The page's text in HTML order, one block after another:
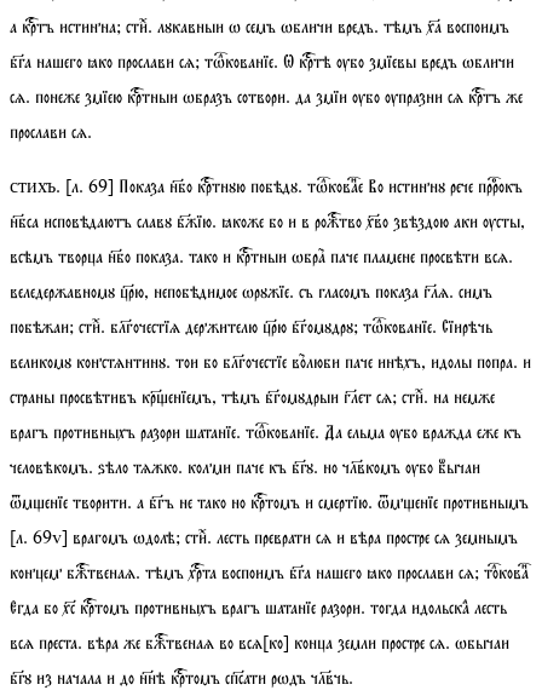
а кртъ истинна;стиⷯ. лꙋкавныи ѡ семъ ѡбличи вредъ. тѣмъ ха воспоимъ
бга нашего ꙗко прослави сѧ;тѡкованїе. Ѡ кртѣ ѹбо змїевы вредъ ѡбличи
сѧ. понеже змїею кртныи ѡбразъ сотвори. да змїи ѹбо ѹпразни сѧ кртъ же
прослави сѧ.
стихъ. [л.69] Показа нбо кртнꙋю побѣдꙋ.тѡковаеВо истиннꙋ рече пррокъ
нбса исповѣдаютъ славꙋ бжїю. ꙗкоже бо и в рожтво хво звѣздою аки ѹсты,
всѣмъ творца нбо показа. тако и кртныи ѡбра паче пламене просвѣти всѧ.
веледержавномꙋ црю, непобѣдимое ѡрꙋжїе. съ гласомъ показа глѧ. симъ
побѣжаи;стиⷯ. блгочестїѧ держителю црю бгомꙋдрꙋ;тѡкованїе. Сїирѣчь
великомꙋ констѧнтинꙋ. тои бо блгочестїе волюби паче инѣхъ, идолы попра. и
страны просвѣтивъ кренїемъ, тѣмъ бгомꙋдрыи глет сѧ;стиⷯ. на немже
врагъ противныхъ разори шатанїе.тѡкованїе. Да ельма ѹбо вражда еже къ
человѣкомъ. ѕѣло тѧжко. колми паче къ бгꙋ. но члвкомъ ѹбо бꙻычаи
ѿменїе творити. а бгъ не тако но кртомъ и смертїю. ѿменїе противнымъ
[л.69v] врагомъ ѡдолѣ;стиⷯ. лесть преврати сѧ и вѣра простре сѧ земнымъ
концем бжтвенаѧ. тѣмъ хрта воспоимъ бга нашего ꙗко прослави сѧ;токова
Егда бо хс кртомъ противныхъ врагъ шатанїе разори. тогда идольскаⷶ лесть
всѧ преста. вѣра же бжтвенаѧ во всѧ[ко] конца земли простре сѧ. ѡбычаи
бгꙋ из начала и до ннѣ кртомъ спсати рѡдъ члвчь.